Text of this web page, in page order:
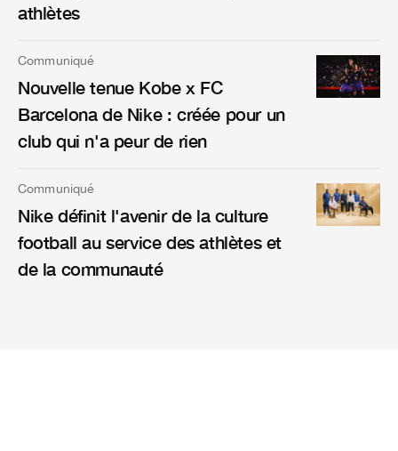
athlètes
Communiqué
Nouvelle tenue Kobe x FC
Barcelona de Nike : créée pour un
club qui n'a peur de rien
Communiqué
Nike définit l'avenir de la culture
football au service des athlètes et
de la communauté